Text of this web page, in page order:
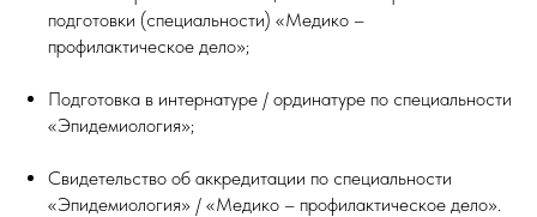
подготовки (специальности) «Медико –
профилактическое дело»;
Подготовка в интернатуре / ординатуре по специальности
«Эпидемиология»;
Свидетельство об аккредитации по специальности
«Эпидемиология» / «Медико – профилактическое дело».